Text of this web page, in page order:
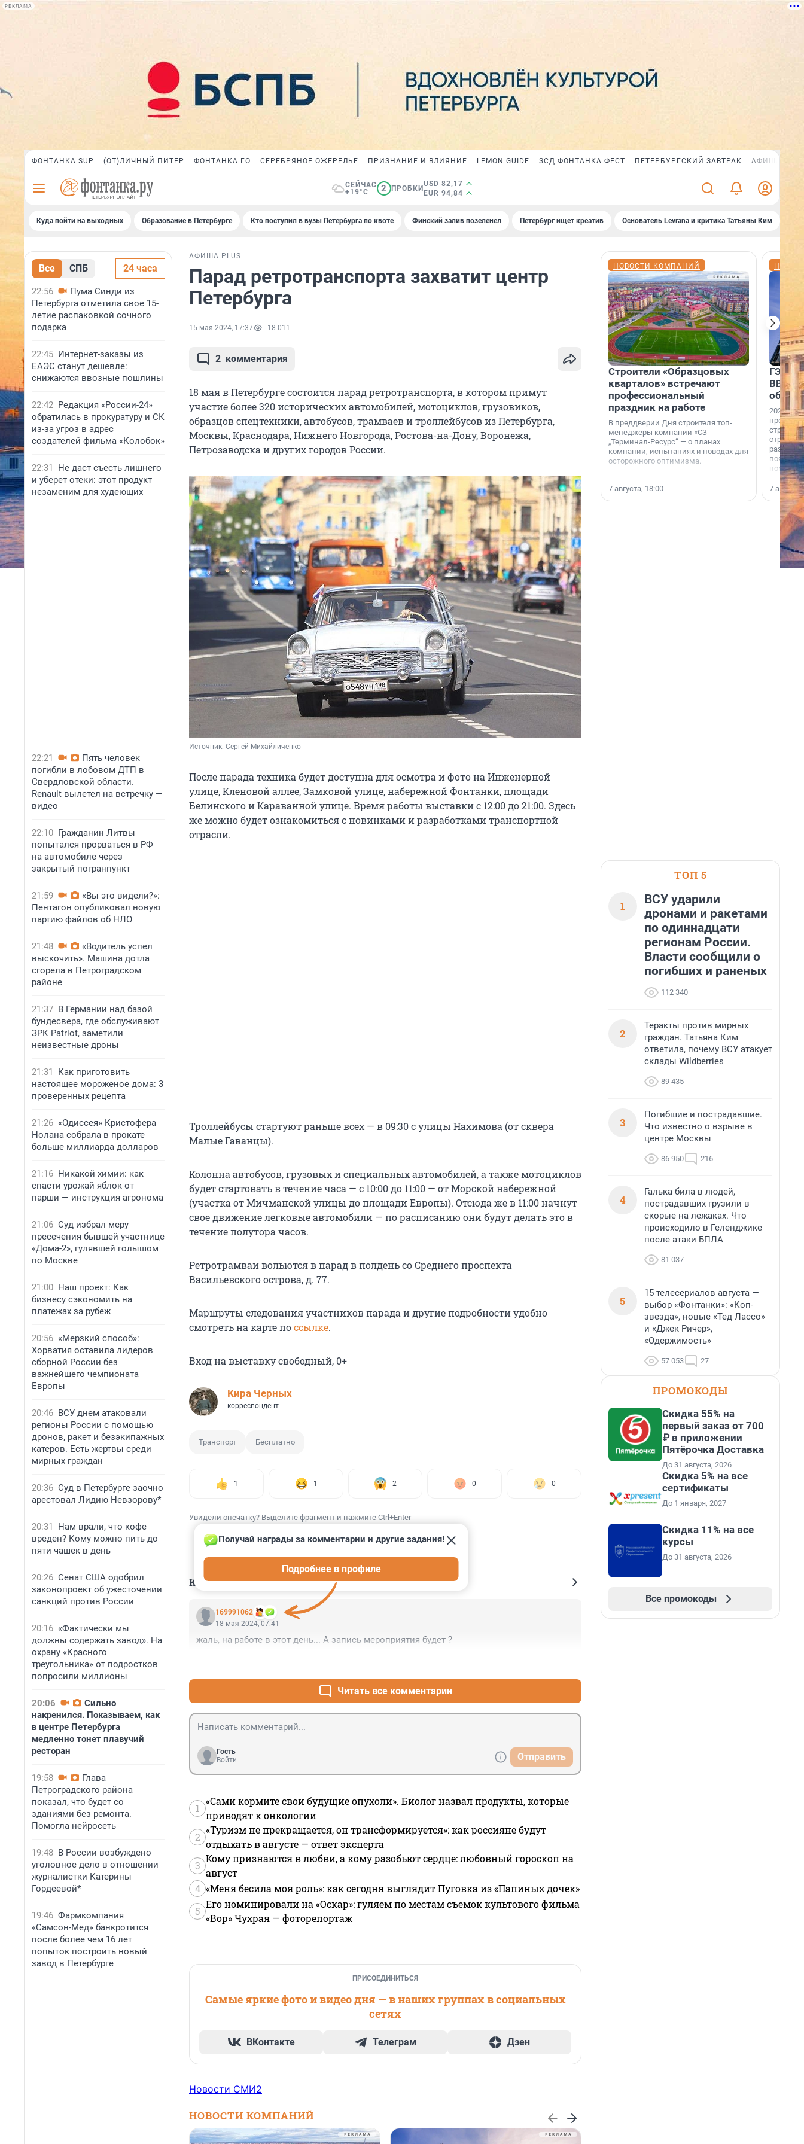
РЕКЛАМА
ФОНТАНКА SUP (ОТ)ЛИЧНЫЙ ПИТЕР ФОНТАНКА ГО СЕРЕБРЯНОЕ ОЖЕРЕЛЬЕ ПРИЗНАНИЕ И ВЛИЯНИЕ LEMON GUIDE ЗСД ФОНТАНКА ФЕСТ ПЕТЕРБУРГСКИЙ ЗАВТРАК АФИША PLUS
СЕЙЧАС
+19°C
2 ПРОБКИ
USD 82,17
EUR 94,84
Куда пойти на выходных Образование в Петербурге Кто поступил в вузы Петербурга по квоте Финский залив позеленел Петербург ищет креатив Основатель Levrana и критика Татьяны Ким
Все СПБ 24 часа
22:56
Пума Синди из
Петербурга отметила свое 15-
летие распаковкой сочного
подарка
22:45 Интернет-заказы из
ЕАЭС станут дешевле:
снижаются ввозные пошлины
22:42 Редакция «России-24»
обратилась в прокуратуру и СК
из-за угроз в адрес
создателей фильма «Колобок»
22:31
Не даст съесть лишнего
и уберет отеки: этот продукт
незаменим для худеющих
22:21
Пять человек
погибли в лобовом ДТП в
Свердловской области.
Renault вылетел на встречку —
видео
22:10 Гражданин Литвы
попытался прорваться в РФ
на автомобиле через
закрытый погранпункт
21:59
«Вы это видели?»:
Пентагон опубликовал новую
партию файлов об НЛО
21:48
«Водитель успел
выскочить». Машина дотла
сгорела в Петроградском
районе
21:37 В Германии над базой
бундесвера, где обслуживают
ЗРК Patriot, заметили
неизвестные дроны
21:31
Как приготовить
настоящее мороженое дома: 3
проверенных рецепта
21:26 «Одиссея» Кристофера
Нолана собрала в прокате
больше миллиарда долларов
21:16 Никакой химии: как
спасти урожай яблок от
парши — инструкция агронома
21:06 Суд избрал меру
пресечения бывшей участнице
«Дома-2», гулявшей голышом
по Москве
21:00 Наш проект: Как
бизнесу сэкономить на
платежах за рубеж
20:56 «Мерзкий способ»:
Хорватия оставила лидеров
сборной России без
важнейшего чемпионата
Европы
20:46 ВСУ днем атаковали
регионы России с помощью
дронов, ракет и безэкипажных
катеров. Есть жертвы среди
мирных граждан
20:36 Суд в Петербурге заочно
арестовал Лидию Невзорову*
20:31
Нам врали, что кофе
вреден? Кому можно пить до
пяти чашек в день
20:26 Сенат США одобрил
законопроект об ужесточении
санкций против России
20:16 «Фактически мы
должны содержать завод». На
охрану «Красного
треугольника» от подростков
попросили миллионы
20:06
Сильно
накренился. Показываем, как
в центре Петербурга
медленно тонет плавучий
ресторан
19:58
Глава
Петроградского района
показал, что будет со
зданиями без ремонта.
Помогла нейросеть
19:48 В России возбуждено
уголовное дело в отношении
журналистки Катерины
Гордеевой*
19:46 Фармкомпания
«Самсон-Мед» банкротится
после более чем 16 лет
попыток построить новый
завод в Петербурге
АФИША PLUS
Парад ретротранспорта захватит центр
Петербурга
15 мая 2024, 17:37 18 011
2 комментария
18 мая в Петербурге состоится парад ретротранспорта, в котором примут
участие более 320 исторических автомобилей, мотоциклов, грузовиков,
образцов спецтехники, автобусов, трамваев и троллейбусов из Петербурга,
Москвы, Краснодара, Нижнего Новгорода, Ростова-на-Дону, Воронежа,
Петрозаводска и других городов России.
Источник: Сергей Михайличенко
После парада техника будет доступна для осмотра и фото на Инженерной
улице, Кленовой аллее, Замковой улице, набережной Фонтанки, площади
Белинского и Караванной улице. Время работы выставки с 12:00 до 21:00. Здесь
же можно будет ознакомиться с новинками и разработками транспортной
отрасли.
Троллейбусы стартуют раньше всех — в 09:30 с улицы Нахимова (от сквера
Малые Гаванцы).
Колонна автобусов, грузовых и специальных автомобилей, а также мотоциклов
будет стартовать в течение часа — с 10:00 до 11:00 — от Морской набережной
(участка от Мичманской улицы до площади Европы). Отсюда же в 11:00 начнут
свое движение легковые автомобили — по расписанию они будут делать это в
течение полутора часов.
Ретротрамваи вольются в парад в полдень со Среднего проспекта
Васильевского острова, д. 77.
Маршруты следования участников парада и другие подробности удобно
смотреть на карте поссылке.
Вход на выставку свободный, 0+
Кира Черных
корреспондент
Транспорт Бесплатно
1 1 2 0 0
Увидели опечатку? Выделите фрагмент и нажмите Ctrl+Enter
КОММЕНТАРИИ 2
169991062
Получай награды за комментарии и другие задания!
Подробнее в профиле
18 мая 2024, 07:41
жаль, на работе в этот день... А запись мероприятия будет ?
Читать все комментарии
Гость
Войти
Отправить
1
«Сами кормите свои будущие опухоли». Биолог назвал продукты, которые
приводят к онкологии
2
«Туризм не прекращается, он трансформируется»: как россияне будут
отдыхать в августе — ответ эксперта
3
Кому признаются в любви, а кому разобьют сердце: любовный гороскоп на
август
4 «Меня бесила моя роль»: как сегодня выглядит Пуговка из «Папиных дочек»
5
Его номинировали на «Оскар»: гуляем по местам съемок культового фильма
«Вор» Чухрая — фоторепортаж
ПРИСОЕДИНИТЬСЯ
Самые яркие фото и видео дня — в наших группах в социальных
сетях
ВКонтакте Телеграм Дзен
Новости СМИ2
НОВОСТИ КОМПАНИЙ
НОВОСТИ КОМПАНИЙ
Строители «Образцовых
кварталов» встречают
профессиональный
праздник на работе
В преддверии Дня строителя топ-
менеджеры компании «СЗ
„Терминал-Ресурс“ — о планах
компании, испытаниях и поводах для
осторожного оптимизма.
7 августа, 18:00
ГЭС,
ВВП: в
об
2026-й —
раз. В
7
ТОП 5
1
ВСУ ударили
дронами и ракетами
по одиннадцати
регионам России.
Власти сообщили о
погибших и раненых
112 340
2
Теракты против мирных
граждан. Татьяна Ким
ответила, почему ВСУ атакует
склады Wildberries
89 435
3
Погибшие и пострадавшие.
Что известно о взрыве в
центре Москвы
86 950 216
4
Галька била в людей,
пострадавших грузили в
скорые на лежаках. Что
происходило в Геленджике
после атаки БПЛА
81 037
5
15 телесериалов августа —
выбор «Фонтанки»: «Коп-
звезда», новые «Тед Лассо»
и «Джек Ричер»,
«Одержимость»
57 053 27
ПРОМОКОДЫ
Скидка 55% на
первый заказ от 700
₽ в приложении
Пятёрочка Доставка
До 31 августа, 2026
Скидка 5% на все
сертификаты
До 1 января, 2027
Скидка 11% на все
курсы
До 31 августа, 2026
Все промокоды